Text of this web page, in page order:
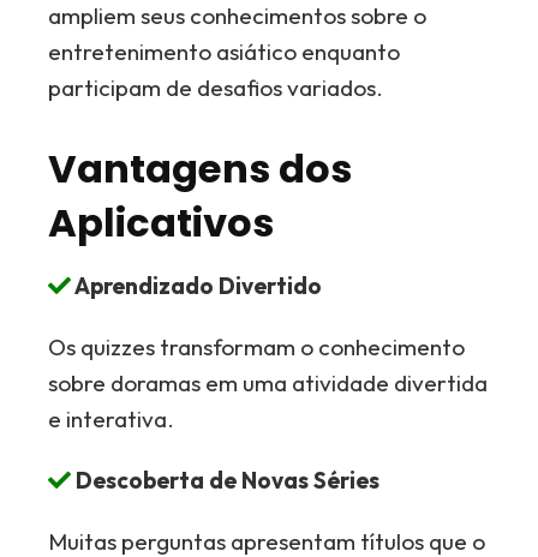
ampliem seus conhecimentos sobre o
entretenimento asiático enquanto
participam de desafios variados.
Vantagens dos
Aplicativos
Aprendizado Divertido
Os quizzes transformam o conhecimento
sobre doramas em uma atividade divertida
e interativa.
Descoberta de Novas Séries
Muitas perguntas apresentam títulos que o